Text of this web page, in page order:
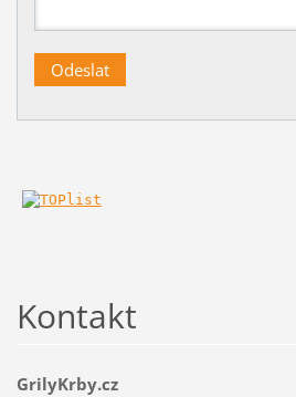
Kontakt
GrilyKrby.cz